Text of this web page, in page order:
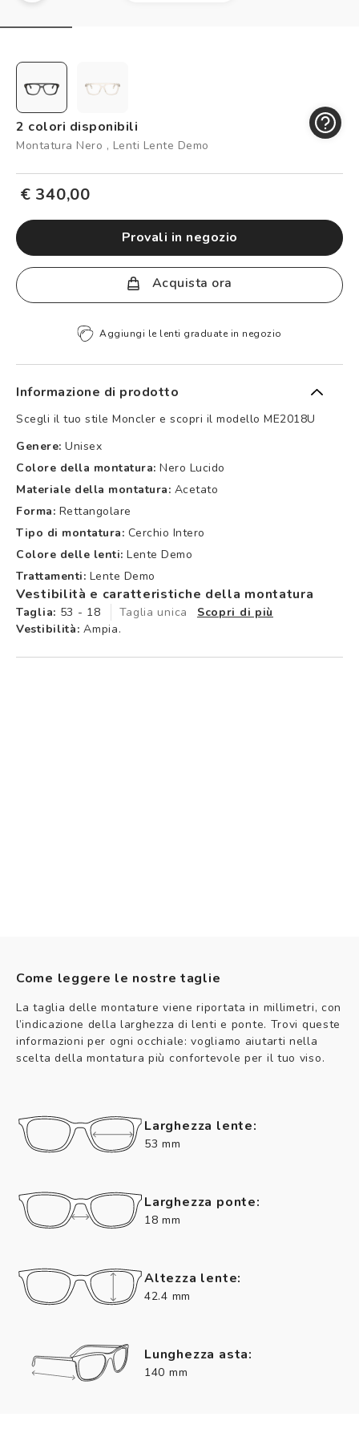
Controllo visivo
Logout
2 colori disponibili
Montatura Nero , Lenti Lente Demo
€ 340,00
provali in negozio
Acquista ora
Aggiungi le lenti graduate in negozio
Informazione di prodotto
Scegli il tuo stile Moncler e scopri il modello ME2018U
Genere: Unisex
Colore della montatura: Nero Lucido
Materiale della montatura: Acetato
Forma: Rettangolare
Tipo di montatura: Cerchio Intero
Colore delle lenti: Lente Demo
Trattamenti: Lente Demo
Vestibilità e caratteristiche della montatura
Taglia: 53 - 18 Taglia unica
Scopri di più
Vestibilità: Ampia.
Come leggere le nostre taglie
La taglia delle montature viene riportata in millimetri, con
l’indicazione della larghezza di lenti e ponte. Trovi queste
informazioni per ogni occhiale: vogliamo aiutarti nella
scelta della montatura più confortevole per il tuo viso.
Larghezza lente:
53 mm
Larghezza ponte:
18 mm
Altezza lente:
42.4 mm
Lunghezza asta:
140 mm